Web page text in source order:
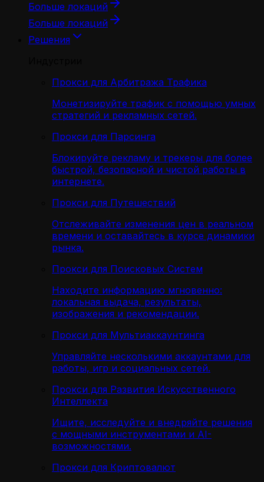
Больше локаций
Больше локаций
Решения
Прокси для Арбитража Трафика
Монетизируйте трафик с помощью умных
стратегий и рекламных сетей.
Прокси для Парсинга
Блокируйте рекламу и трекеры для более
быстрой, безопасной и чистой работы в
интернете.
Прокси для Путешествий
Отслеживайте изменения цен в реальном
времени и оставайтесь в курсе динамики
рынка.
Прокси для Поисковых Систем
Находите информацию мгновенно:
локальная выдача, результаты,
изображения и рекомендации.
Прокси для Мультиаккаунтинга
Управляйте несколькими аккаунтами для
работы, игр и социальных сетей.
Прокси для Развития Искусственного
Интеллекта
Ищите, исследуйте и внедряйте решения
с мощными инструментами и AI-
возможностями.
Прокси для Криптовалют